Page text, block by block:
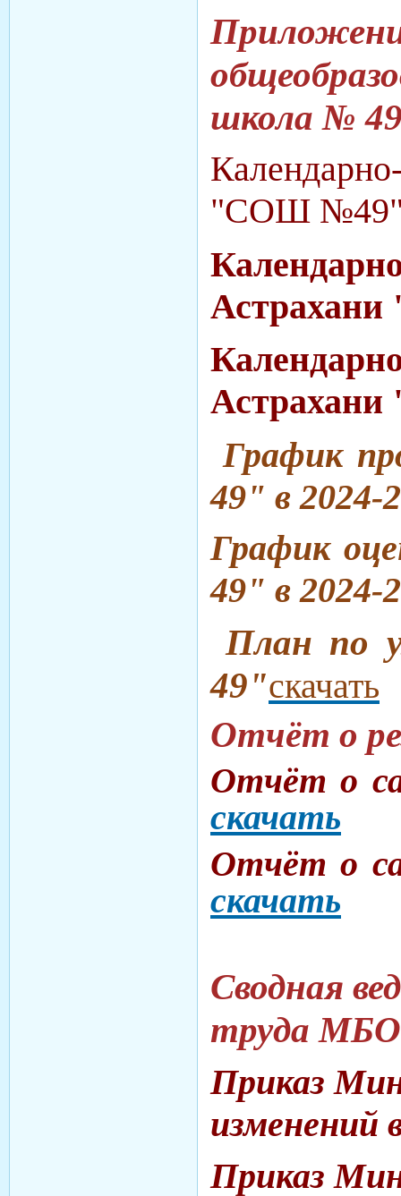
школа №
"СОШ №49"
График
49" в 2024-
График
49" в 2024-
План по
49"скачать
Отчёт о
Отчёт о
скачать
Отчёт о
скачать
Сводная
труда
Приказ
изменений
Приказ